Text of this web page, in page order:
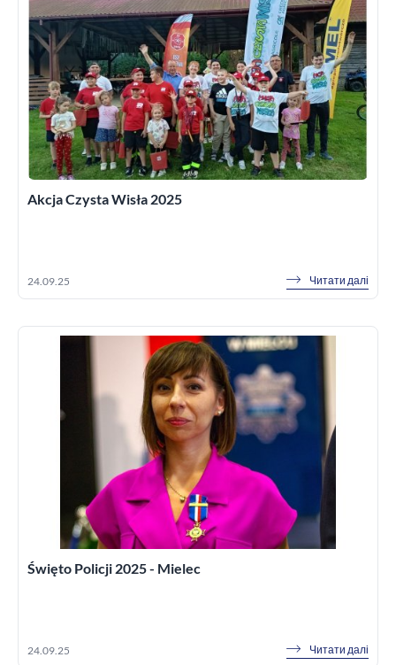
Akcja Czysta Wisła 2025
24.09.25 Читати далі
Święto Policji 2025 - Mielec
24.09.25 Читати далі